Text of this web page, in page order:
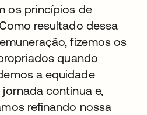
os princípios de
resultado dessa
fizemos os
quando
a equidade
contínua e,
refinando nossa